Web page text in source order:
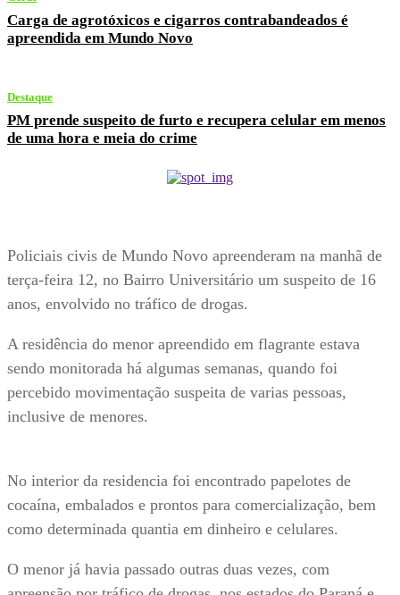
Carga de agrotóxicos e cigarros contrabandeados é
apreendida em Mundo Novo
Destaque
PM prende suspeito de furto e recupera celular em menos
de uma hora e meia do crime
Policiais civis de Mundo Novo apreenderam na manhã de
terça-feira 12, no Bairro Universitário um suspeito de 16
anos, envolvido no tráfico de drogas.
A residência do menor apreendido em flagrante estava
sendo monitorada há algumas semanas, quando foi
percebido movimentação suspeita de varias pessoas,
inclusive de menores.
No interior da residencia foi encontrado papelotes de
cocaína, embalados e prontos para comercialização, bem
como determinada quantia em dinheiro e celulares.
O menor já havia passado outras duas vezes, com